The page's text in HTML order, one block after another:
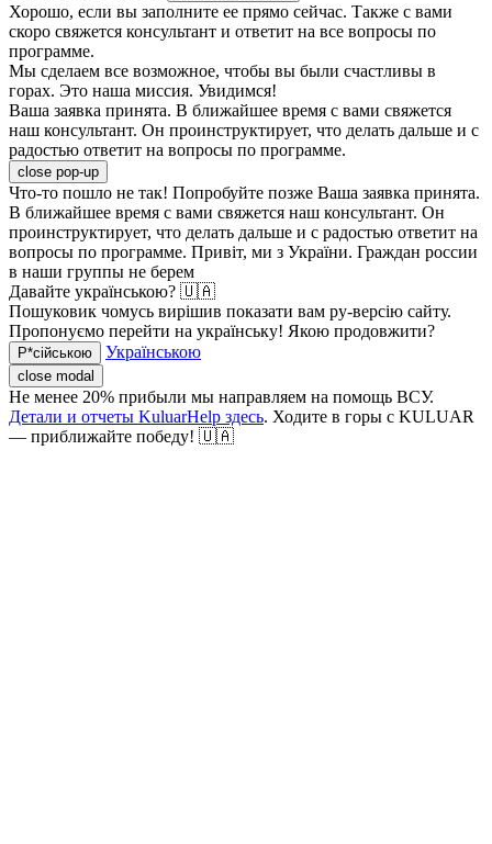
Хорошо, если вы заполните ее прямо сейчас. Также с вами
скоро свяжется консультант и ответит на все вопросы по
программе.
Мы сделаем все возможное, чтобы вы были счастливы в
горах. Это наша миссия. Увидимся!
Ваша заявка принята. В ближайшее время с вами свяжется
наш консультант. Он проинструктирует, что делать дальше и с
радостью ответит на вопросы по программе.
close pop-up
Что-то пошло не так! Попробуйте позже Ваша заявка принята.
В ближайшее время с вами свяжется наш консультант. Он
проинструктирует, что делать дальше и с радостью ответит на
вопросы по программе. Привіт, ми з України. Граждан россии
в наши группы не берем
Давайте українською? 🇺🇦
Пошуковик чомусь вирішив показати вам ру-версію сайту.
Пропонуємо перейти на українську! Якою продовжити?
Р*сійською Українською
close modal
Не менее 20% прибыли мы направляем на помощь ВСУ.
Детали и отчеты KuluarHelp здесь. Ходите в горы с KULUAR
— приближайте победу! 🇺🇦